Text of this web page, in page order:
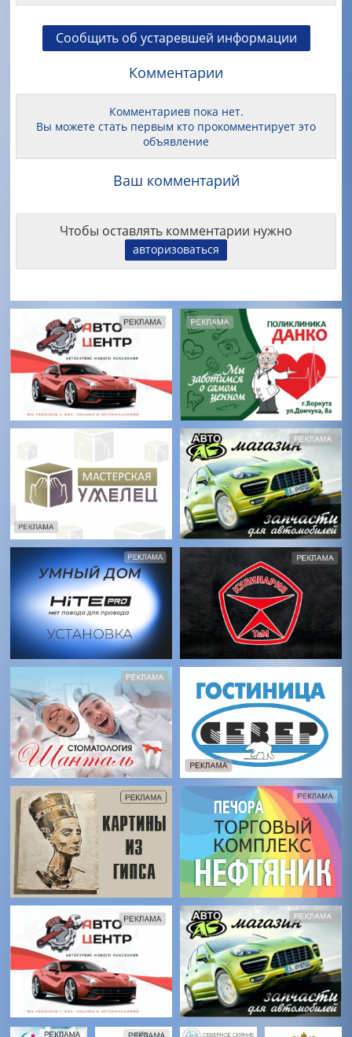
Сообщить об устаревшей информации
Комментарии
Комментариев пока нет.
Вы можете стать первым кто прокомментирует это
объявление
Ваш комментарий
Чтобы оставлять комментарии нужно
авторизоваться